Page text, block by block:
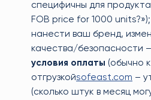
специфичны для
FOB price for 1000 units?»);
нанести ваш бренд,
качества/безопасности
условия оплаты (обычно
отгрузкойsofeast.com –
(сколько штук в месяц